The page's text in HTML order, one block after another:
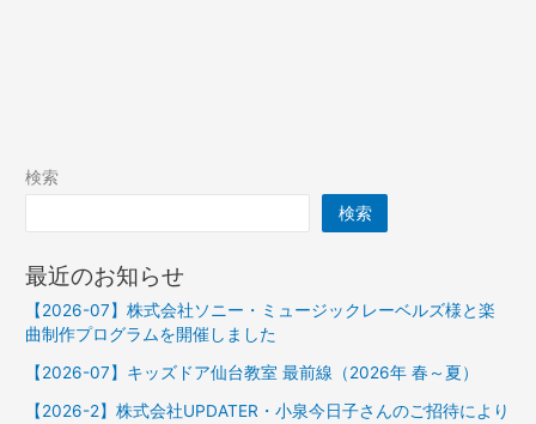
検索
検索
最近のお知らせ
【2026-07】株式会社ソニー・ミュージックレーベルズ様と楽
曲制作プログラムを開催しました
【2026-07】キッズドア仙台教室 最前線（2026年 春～夏）
【2026-2】株式会社UPDATER・小泉今日子さんのご招待により